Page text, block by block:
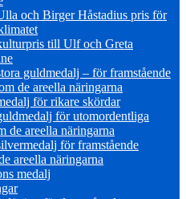
och Birger Håstadius pris för
till Ulf och Greta
guldmedalj – för framstående
de areella näringarna
för rikare skördar
för utomordentliga
de areella näringarna
för framstående
areella näringarna
medalj